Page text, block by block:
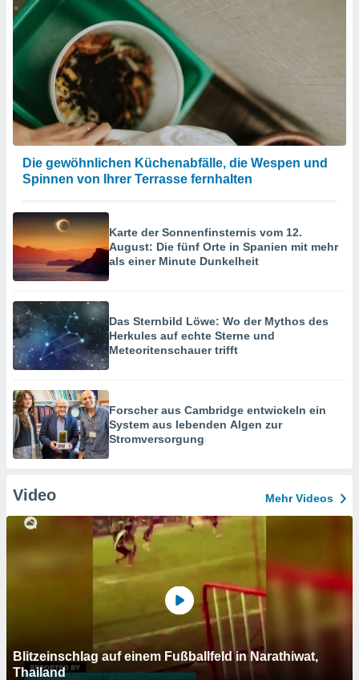
Die gewöhnlichen Küchenabfälle, die Wespen und
Spinnen von Ihrer Terrasse fernhalten
Karte der Sonnenfinsternis vom 12.
August: Die fünf Orte in Spanien mit mehr
als einer Minute Dunkelheit
Das Sternbild Löwe: Wo der Mythos des
Herkules auf echte Sterne und
Meteoritenschauer trifft
Forscher aus Cambridge entwickeln ein
System aus lebenden Algen zur
Stromversorgung
Video Mehr Videos
Blitzeinschlag auf einem Fußballfeld in Narathiwat,
Thailand